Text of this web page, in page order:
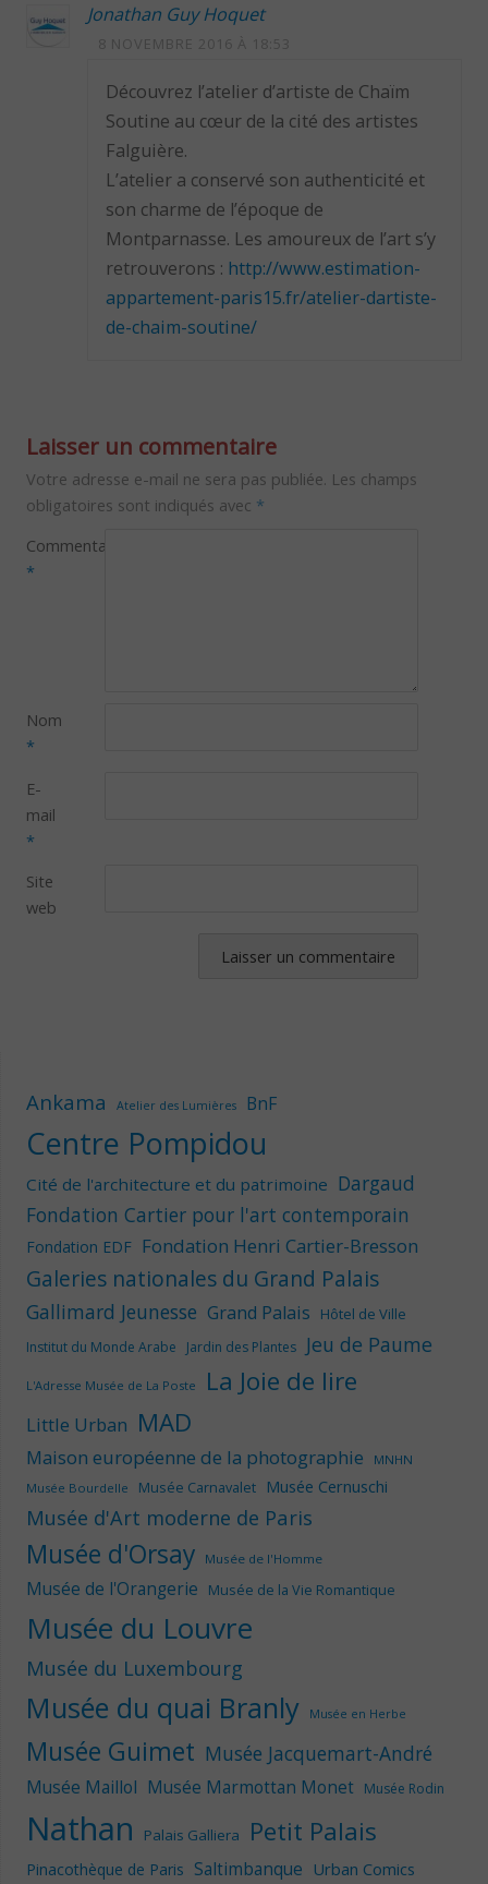
Jonathan Guy Hoquet
8 NOVEMBRE 2016 À 18:53
Découvrez l’atelier d’artiste de Chaïm
Soutine au cœur de la cité des artistes
Falguière.
L’atelier a conservé son authenticité et
son charme de l’époque de
Montparnasse. Les amoureux de l’art s’y
retrouverons : http://www.estimation-
appartement-paris15.fr/atelier-dartiste-
de-chaim-soutine/
Laisser un commentaire
Votre adresse e-mail ne sera pas publiée. Les champs
obligatoires sont indiqués avec *
Commentaire
*
Nom
*
E-
mail
*
Site
web
Ankama Atelier des Lumières BnF
Centre Pompidou
Cité de l'architecture et du patrimoine Dargaud
Fondation Cartier pour l'art contemporain
Fondation EDF Fondation Henri Cartier-Bresson
Galeries nationales du Grand Palais
Gallimard Jeunesse Grand Palais Hôtel de Ville
Institut du Monde Arabe Jardin des Plantes Jeu de Paume
L'Adresse Musée de La Poste La Joie de lire
Little Urban MAD
Maison européenne de la photographie
MNHN
Musée Bourdelle
Musée Carnavalet Musée Cernuschi
Musée d'Art moderne de Paris
Musée d'Orsay Musée de l'Homme
Musée de l'Orangerie Musée de la Vie Romantique
Musée du Louvre
Musée du Luxembourg
Musée du quai Branly Musée en Herbe
Musée Guimet Musée Jacquemart-André
Musée Maillol Musée Marmottan Monet Musée Rodin
Nathan Palais Galliera Petit Palais
Pinacothèque de Paris Saltimbanque Urban Comics